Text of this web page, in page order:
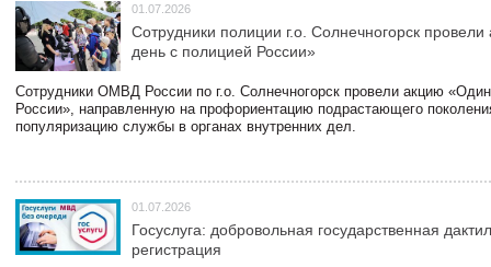
01.07.2026
Сотрудники полиции г.о. Солнечногорск
день с полицией России»
Сотрудники ОМВД России по г.о. Солнечногорск провели акцию
России», направленную на профориентацию подрастающего
популяризацию службы в органах внутренних дел.
01.07.2026
Госуслуга: добровольная государственная
регистрация